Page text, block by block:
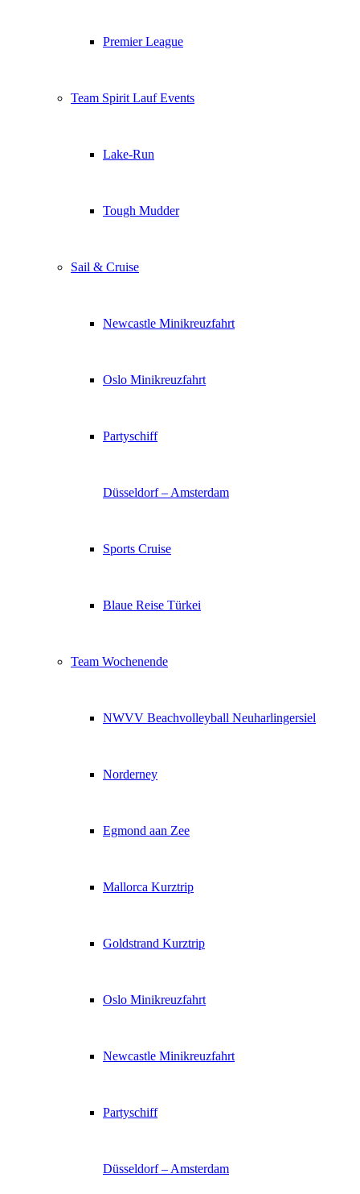
Premier League
Team Spirit Lauf Events
Lake-Run
Tough Mudder
Sail & Cruise
Newcastle Minikreuzfahrt
Oslo Minikreuzfahrt
Partyschiff
Düsseldorf – Amsterdam
Sports Cruise
Blaue Reise Türkei
Team Wochenende
NWVV Beachvolleyball Neuharlingersiel
Norderney
Egmond aan Zee
Mallorca Kurztrip
Goldstrand Kurztrip
Oslo Minikreuzfahrt
Newcastle Minikreuzfahrt
Partyschiff
Düsseldorf – Amsterdam